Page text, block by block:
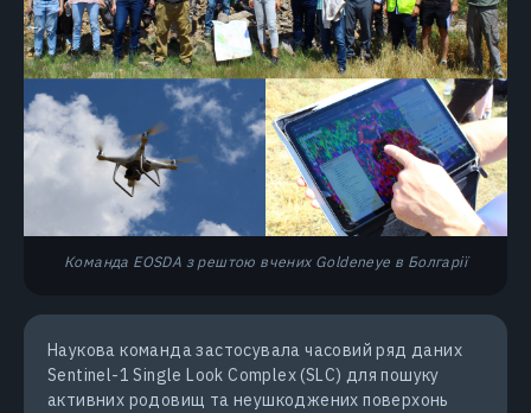
Команда EOSDA з рештою вчених Goldeneye в Болгарії
Наукова команда застосувала часовий ряд даних
Sentinel-1 Single Look Complex (SLC) для пошуку
активних родовищ та неушкоджених поверхонь